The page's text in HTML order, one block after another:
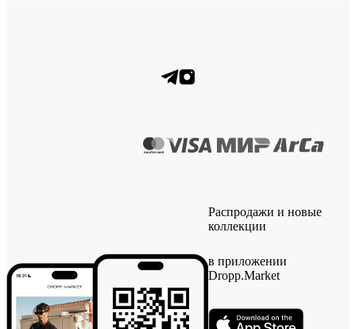
Распродажи и новые
коллекции
в приложении
Dropp.Market